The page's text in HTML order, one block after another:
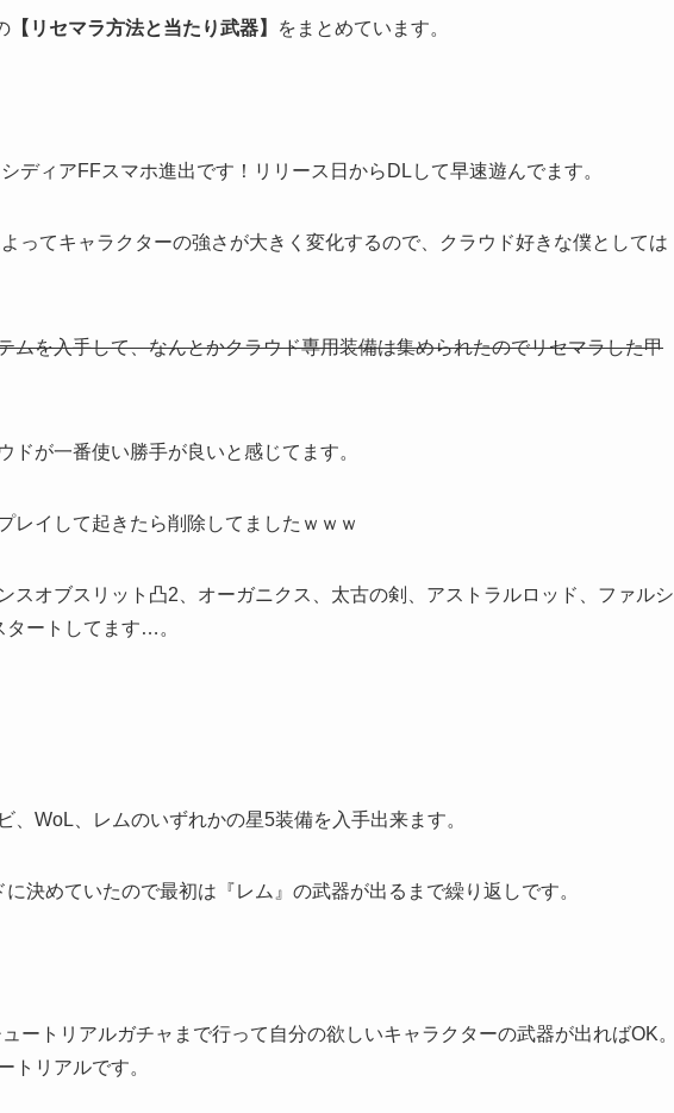
【リセマラ方法と当たり武器】 をまとめています。
ディアFFスマホ進出です！リリース日からDLして早速遊んでます。
ってキャラクターの強さが大きく変化するので、クラウド好きな僕としては
ムを入手して、なんとかクラウド専用装備は集められたのでリセマラした甲
ドが一番使い勝手が良いと感じてます。
レイして起きたら削除してましたｗｗｗ
スオブスリット凸2、オーガニクス、太古の剣、アストラルロッド、ファルシ
ートしてます…。
、WoL、レムのいずれかの星5装備を入手出来ます。
決めていたので最初は『レム』の武器が出るまで繰り返しです。
ートリアルガチャまで行って自分の欲しいキャラクターの武器が出ればOK。
トリアルです。